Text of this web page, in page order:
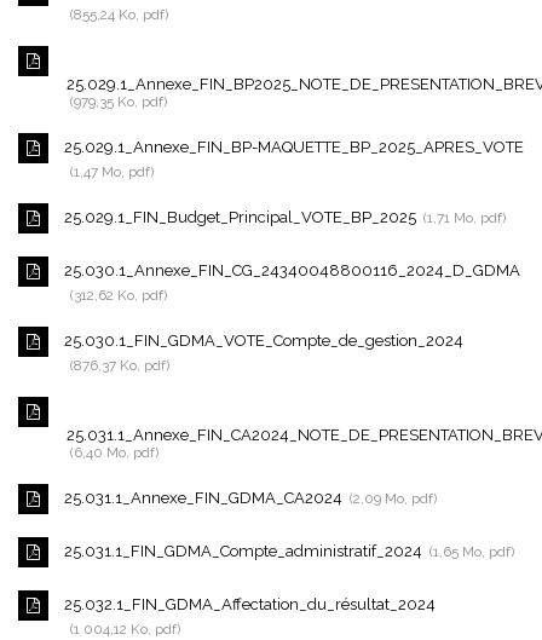
855,24 Ko, pdf
979,35 Ko, pdf
25.029.1_Annexe_FIN_BP-MAQUETTE_BP_2025_APRES_VOTE
1,47 Mo, pdf
25.029.1_FIN_Budget_Principal_VOTE_BP_2025 1,71 Mo, pdf
25.030.1_Annexe_FIN_CG_24340048800116_2024_D_GDMA
312,62 Ko, pdf
25.030.1_FIN_GDMA_VOTE_Compte_de_gestion_2024
876,37 Ko, pdf
6,40 Mo, pdf
25.031.1_Annexe_FIN_GDMA_CA2024 2,09 Mo, pdf
25.031.1_FIN_GDMA_Compte_administratif_2024 1,65 Mo, pdf
25.032.1_FIN_GDMA_Affectation_du_résultat_2024
1 004,12 Ko, pdf